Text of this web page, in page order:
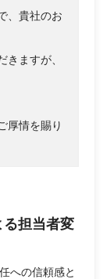
、貴社のお
ますが、
厚情を賜り
担当者変
への信頼感と